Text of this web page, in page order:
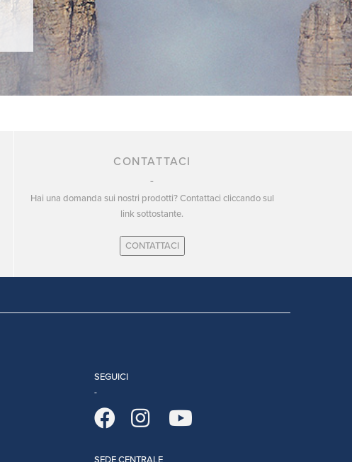
CONTATTACI
Hai una domanda sui nostri prodotti? Contattaci cliccando sul
link sottostante.
CONTATTACI
SEGUICI